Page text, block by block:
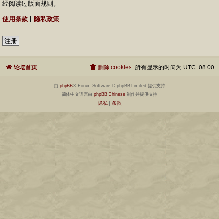
经阅读过版面规则。
使用条款 隐私政策
注册
论坛首页 所有显示的时间为 UTC+08:00
删除 cookies
由 phpBB® Forum Software © phpBB Limited 提供支持
简体中文语言由 phpBB Chinese 制作并提供支持
隐私| 条款